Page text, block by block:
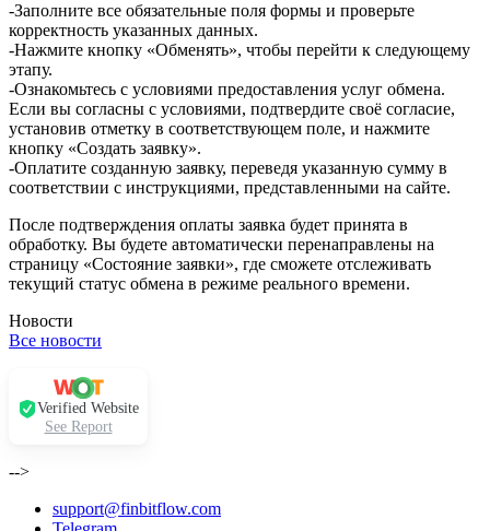
-Заполните все обязательные поля формы и проверьте
корректность указанных данных.
-Нажмите кнопку «Обменять», чтобы перейти к следующему
этапу.
-Ознакомьтесь с условиями предоставления услуг обмена.
Если вы согласны с условиями, подтвердите своё согласие,
установив отметку в соответствующем поле, и нажмите
кнопку «Создать заявку».
-Оплатите созданную заявку, переведя указанную сумму в
соответствии с инструкциями, представленными на сайте.
После подтверждения оплаты заявка будет принята в
обработку. Вы будете автоматически перенаправлены на
страницу «Состояние заявки», где сможете отслеживать
текущий статус обмена в режиме реального времени.
Новости
Все новости
Verified Website
See Report
-->
support@finbitflow.com